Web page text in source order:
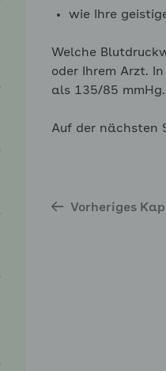
wie Ihre
Welche
oder Ihrem Arzt.
als 135/85 mmHg.
Auf der nächsten
Vorheriges
für Stress und
für WOOP